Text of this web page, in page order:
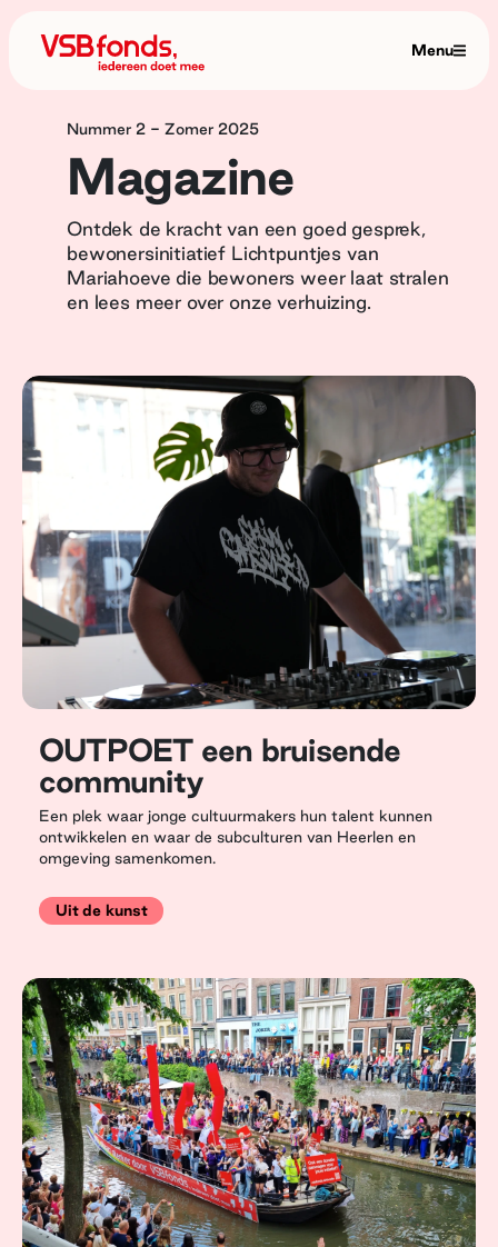
Menu
Nummer 2 - Zomer 2025
Magazine
Ontdek de kracht van een goed gesprek,
bewonersinitiatief Lichtpuntjes van
Mariahoeve die bewoners weer laat stralen
en lees meer over onze verhuizing.
OUTPOET een bruisende
community
Een plek waar jonge cultuurmakers hun talent kunnen
ontwikkelen en waar de subculturen van Heerlen en
omgeving samenkomen.
Uit de kunst